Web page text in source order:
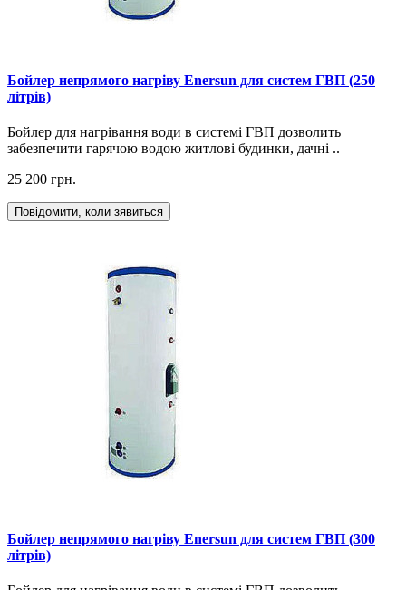
Бойлер непрямого нагріву Enersun для систем ГВП (250
літрів)
Бойлер для нагрівання води в системі ГВП дозволить
забезпечити гарячою водою житлові будинки, дачні ..
25 200 грн.
Повідомити, коли зявиться
Бойлер непрямого нагріву Enersun для систем ГВП (300
літрів)